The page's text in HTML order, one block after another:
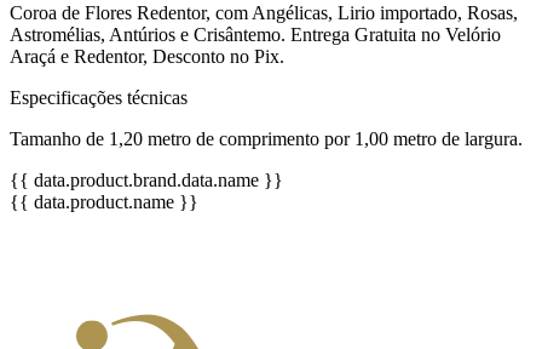
Coroa de Flores Redentor, com Angélicas, Lirio importado, Rosas,
Astromélias, Antúrios e Crisântemo. Entrega Gratuita no Velório
Araçá e Redentor, Desconto no Pix.
Especificações técnicas
Tamanho de 1,20 metro de comprimento por 1,00 metro de largura.
{{ data.product.brand.data.name }}
{{ data.product.name }}